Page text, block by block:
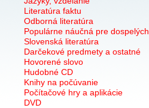
Literatúra faktu
Odborná literatúra
Populárne náučná pre dospelých
Slovenská literatúra
Darčekové predmety a ostatné
Hovorené slovo
Hudobné CD
Knihy na počúvanie
Počítačové hry a aplikácie
DVD